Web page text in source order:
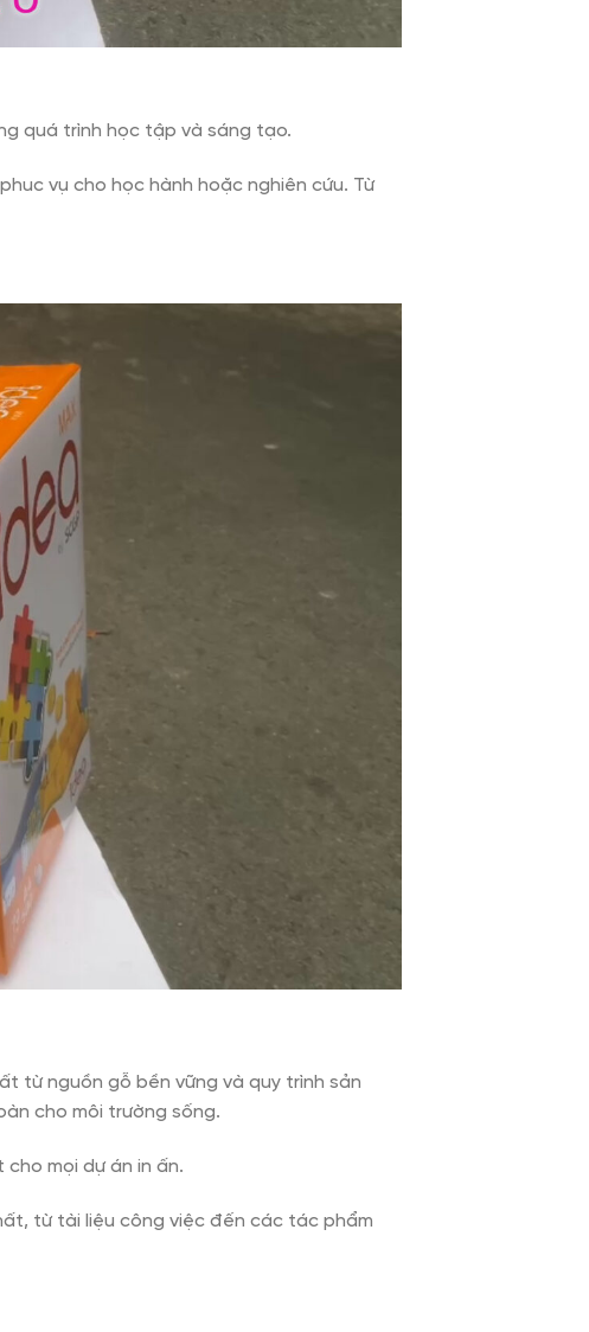
quá trình học tập và sáng tạo.
vụ cho học hành hoặc nghiên cứu. Từ
từ nguồn gỗ bền vững và quy trình sản
cho môi trường sống.
mọi dự án in ấn.
từ tài liệu công việc đến các tác phẩm